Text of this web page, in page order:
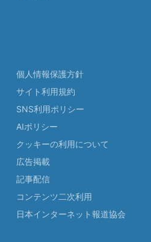
個人情報保護方針
サイト利用規約
SNS利用ポリシー
AIポリシー
クッキーの利用について
広告掲載
記事配信
コンテンツ二次利用
日本インターネット報道協会